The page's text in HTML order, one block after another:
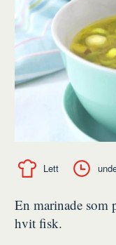
Lett
En marinade
hvit fisk.